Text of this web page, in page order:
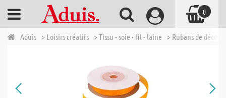
Aduis > Loisirs créatifs > Tissu - soie - fil - laine > Rubans de
0